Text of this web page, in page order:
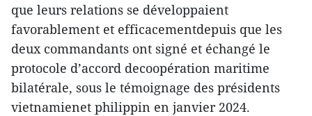
que leurs relations se développaient
favorablement et efficacementdepuis que les
deux commandants ont signé et échangé le
protocole d’accord decoopération maritime
bilatérale, sous le témoignage des présidents
vietnamienet philippin en janvier 2024.